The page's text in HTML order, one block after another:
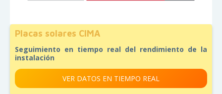
Placas solares CIMA
Seguimiento en tiempo real del rendimiento de la
instalación
VER DATOS EN TIEMPO REAL